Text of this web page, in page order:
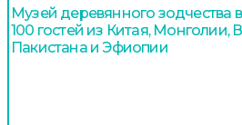
Музей деревянного зодчества
100 гостей из Китая, Монголии,
Пакистана и Эфиопии